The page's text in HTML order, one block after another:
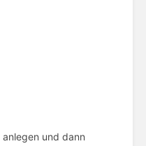
anlegen und dann